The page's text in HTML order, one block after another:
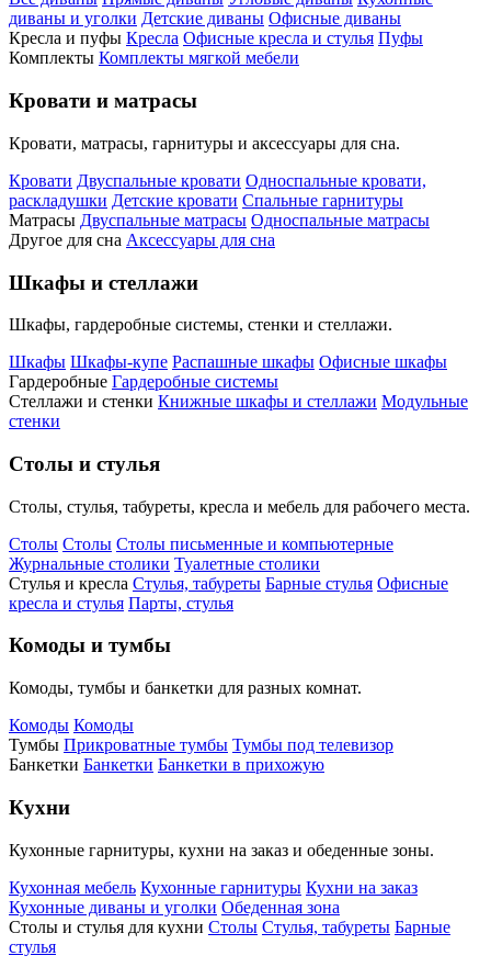
диваны и уголки Детские диваны Офисные диваны
Кресла и пуфы Кресла Офисные кресла и стулья Пуфы
Комплекты Комплекты мягкой мебели
Кровати и матрасы
Кровати, матрасы, гарнитуры и аксессуары для сна.
Кровати Двуспальные кровати Односпальные кровати,
раскладушки Детские кровати Спальные гарнитуры
Матрасы Двуспальные матрасы Односпальные матрасы
Другое для сна Аксессуары для сна
Шкафы и стеллажи
Шкафы, гардеробные системы, стенки и стеллажи.
Шкафы Шкафы-купе Распашные шкафы Офисные шкафы
Гардеробные Гардеробные системы
Стеллажи и стенки Книжные шкафы и стеллажи Модульные
стенки
Столы и стулья
Столы, стулья, табуреты, кресла и мебель для рабочего места.
Столы Столы Столы письменные и компьютерные
Журнальные столики Туалетные столики
Стулья и кресла Стулья, табуреты Барные стулья Офисные
кресла и стулья Парты, стулья
Комоды и тумбы
Комоды, тумбы и банкетки для разных комнат.
Комоды Комоды
Тумбы Прикроватные тумбы Тумбы под телевизор
Банкетки Банкетки Банкетки в прихожую
Кухни
Кухонные гарнитуры, кухни на заказ и обеденные зоны.
Кухонная мебель Кухонные гарнитуры Кухни на заказ
Кухонные диваны и уголки Обеденная зона
Столы и стулья для кухни Столы Стулья, табуреты Барные
стулья